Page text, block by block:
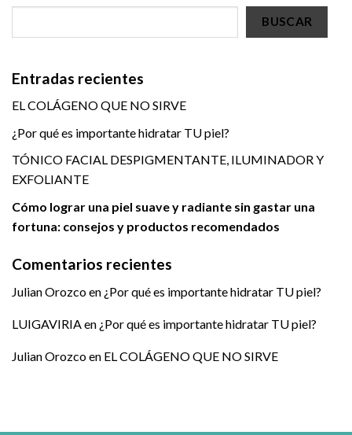
BUSCAR
Entradas recientes
EL COLÁGENO QUE NO SIRVE
¿Por qué es importante hidratar TU piel?
TÓNICO FACIAL DESPIGMENTANTE, ILUMINADOR Y
EXFOLIANTE
Cómo lograr una piel suave y radiante sin gastar una
fortuna: consejos y productos recomendados
Comentarios recientes
Julian Orozcoen ¿Por qué es importante hidratar TU piel?
LUIGAVIRIA en ¿Por qué es importante hidratar TU piel?
Julian Orozcoen EL COLÁGENO QUE NO SIRVE